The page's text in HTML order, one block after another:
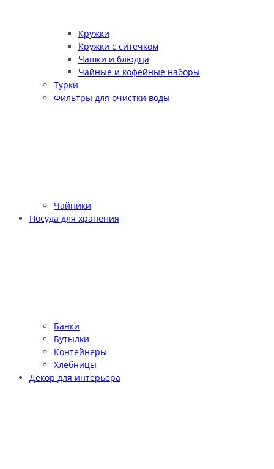
Кружки
Кружки с ситечком
Чашки и блюдца
Чайные и кофейные наборы
Турки
Фильтры для очистки воды
Чайники
Посуда для хранения
Банки
Бутылки
Контейнеры
Хлебницы
Декор для интерьера